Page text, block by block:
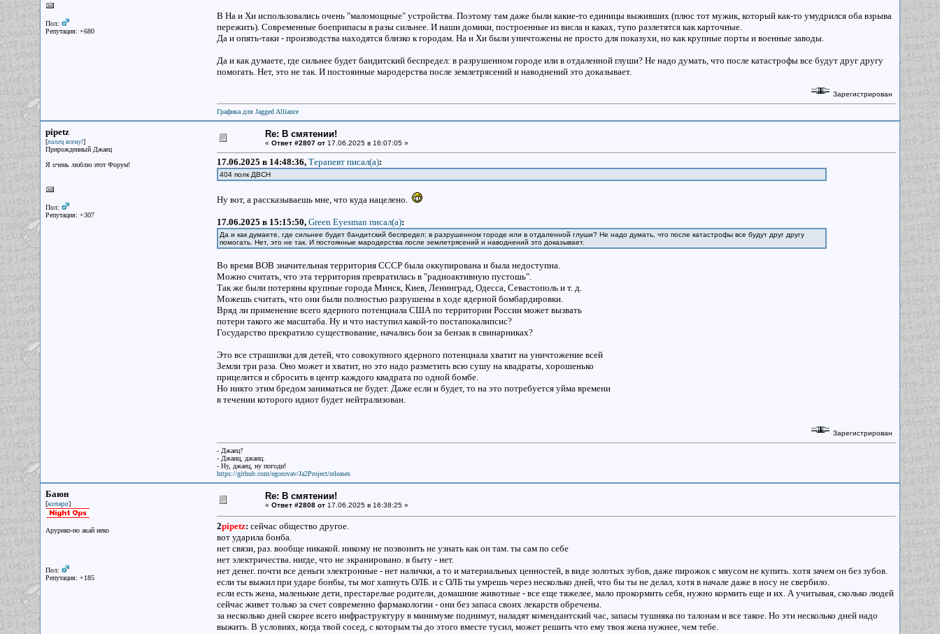
Пол:
Репутация: +680
В На и Хи использовались очень "маломощные" устройства. Поэтому там даже были какие-то единицы выживших (плюс тот мужик, который как-то умудрился оба взрыва
пережить). Современные боеприпасы в разы сильнее. И наши домики, построенные из висла и каках, тупо разлетятся как карточные.
Да и опять-таки - производства находятся близко к городам. На и Хи были уничтожены не просто для показухи, но как крупные порты и военные заводы.
Да и как думаете, где сильнее будет бандитский беспредел: в разрушенном городе или в отдаленной глуши? Не надо думать, что после катастрофы все будут друг другу
помогать. Нет, это не так. И постоянные мародерства после землетрясений и наводнений это доказывает.
Зарегистрирован
Графика для Jagged Alliance
pipetz
[пипец всему!]
Прирожденный Джаец
Я очень люблю этот Форум!
Пол:
Репутация: +307
Re: В смятении!
« Ответ #2807 от 17.06.2025 в 16:07:05 »
17.06.2025 в 14:48:36, Терапевт писал(a):
404 полк ДВСН
Ну вот, а рассказываешь мне, что куда нацелено.
17.06.2025 в 15:15:50, Green Eyesman писал(a):
Да и как думаете, где сильнее будет бандитский беспредел: в разрушенном городе или в отдаленной глуши? Не надо думать, что после катастрофы все будут друг другу
помогать. Нет, это не так. И постоянные мародерства после землетрясений и наводнений это доказывает.
Во время ВОВ значительная территория СССР была оккупирована и была недоступна.
Можно считать, что эта территория превратилась в "радиоактивную пустошь".
Так же были потеряны крупные города Минск, Киев, Ленинград, Одесса, Севастополь и т. д.
Можешь считать, что они были полностью разрушены в ходе ядерной бомбардировки.
Вряд ли применение всего ядерного потенциала США по территории России может вызвать
потери такого же масштаба. Ну и что наступил какой-то постапокалипсис?
Государство прекратило существование, начались бои за бензак в свинарниках?
Это все страшилки для детей, что совокупного ядерного потенциала хватит на уничтожение всей
Земли три раза. Оно может и хватит, но это надо разметить всю сушу на квадраты, хорошенько
прицелится и сбросить в центр каждого квадрата по одной бомбе.
Но никто этим бредом заниматься не будет. Даже если и будет, то на это потребуется уйма времени
в течении которого идиот будет нейтрализован.
Зарегистрирован
- Джаец?
- Джаиц, джаиц.
- Ну, джаец, ну погоди!
https://github.com/egorovav/Ja2Project/releases
Баюн
[котяра]
Арурико-но акай неко
Пол:
Репутация: +185
Re: В смятении!
« Ответ #2808 от 17.06.2025 в 16:38:25 »
2pipetz: сейчас общество другое.
вот ударила бонба.
нет связи, раз. вообще никакой. никому не позвонить не узнать как он там. ты сам по себе
нет электричества. нигде, что не экранировано. в быту - нет.
нет денег. почти все деньги электронные - нет налички, а то и материальных ценностей, в виде золотых зубов, даже пирожок с мяусом не купить. хотя зачем он без зубов.
если ты выжил при ударе бонбы, ты мог хапнуть ОЛБ. и с ОЛБ ты умрешь через несколько дней, что бы ты не делал, хотя в начале даже в носу не свербило.
если есть жена, маленькие дети, престарелые родители, домашние животные - все еще тяжелее, мало прокормить себя, нужно кормить еще и их. А учитывая, сколько людей
сейчас живет только за счет современно фармакологии - они без запаса своих лекарств обречены.
за несколько дней скорее всего инфраструктуру в минимуме поднимут, наладят комендантский час, запасы тушняка по талонам и все такое. Но эти несколько дней надо
выжить. В условиях, когда твой сосед, с которым ты до этого вместе тусил, может решить что ему твоя жена нужнее, чем тебе.